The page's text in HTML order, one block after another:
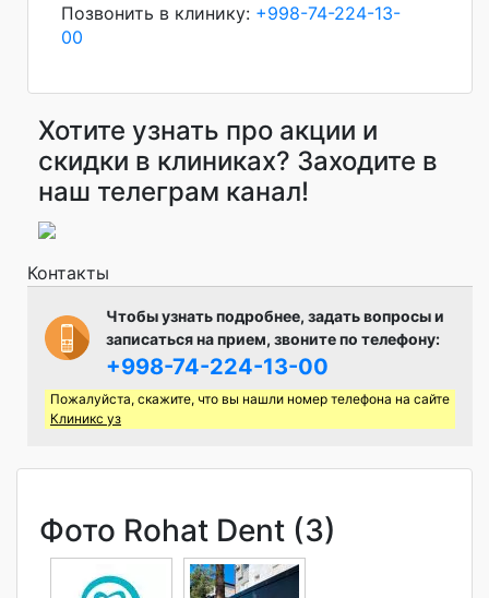
Позвонить в клинику: +998-74-224-13-
00
Хотите узнать про акции и
скидки в клиниках? Заходите в
наш телеграм канал!
Контакты
Чтобы узнать подробнее, задать вопросы и
записаться на прием, звоните по телефону:
+998-74-224-13-00
Пожалуйста, скажите, что вы нашли номер телефона на сайте
Клиникс уз
Фото Rohat Dent (3)